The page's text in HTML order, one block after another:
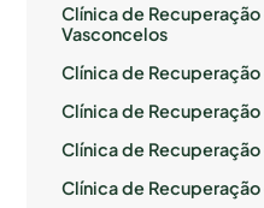
Clínica de Recuperação
Vasconcelos
Clínica de
Clínica de Recuperação
Clínica de
Clínica de Recuperação